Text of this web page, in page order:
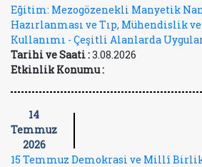
Eğitim: Mezogözenekli Manyetik
Hazırlanması ve Tıp, Mühendislik
Kullanımı - Çeşitli Alanlarda
Tarihi ve Saati :3.08.2026
Etkinlik Konumu :
14
Temmuz
2026
15 Temmuz Demokrasi ve Millî Birlik